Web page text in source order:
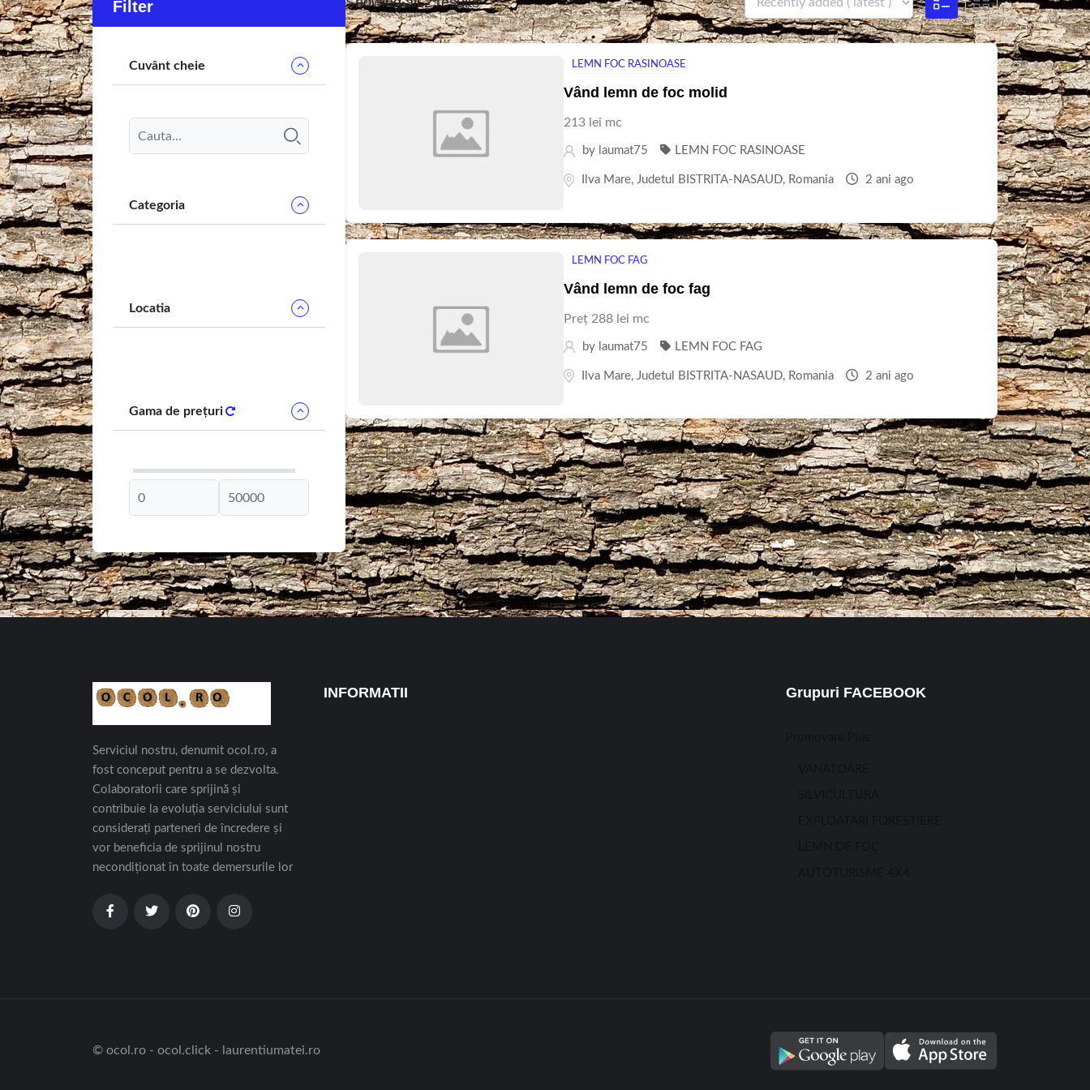
LEMN FOC RASINOASE
Vând lemn de foc molid
213 lei mc
by laumat75 LEMN FOC RASINOASE
Ilva Mare, Judetul BISTRITA-NASAUD, Romania 2 ani ago
LEMN FOC FAG
Vând lemn de foc fag
Preț 288 lei mc
by laumat75 LEMN FOC FAG
Ilva Mare, Judetul BISTRITA-NASAUD, Romania 2 ani ago
Filter
Cuvânt cheie
Categoria
Locatia
Gama de prețuri
Serviciul nostru, denumit ocol.ro, a
fost conceput pentru a se dezvolta.
Colaboratorii care sprijină și
contribuie la evoluția serviciului sunt
considerați parteneri de încredere și
vor beneficia de sprijinul nostru
necondiționat în toate demersurile lor
INFORMATII Grupuri FACEBOOK
© ocol.ro - ocol.click - laurentiumatei.ro